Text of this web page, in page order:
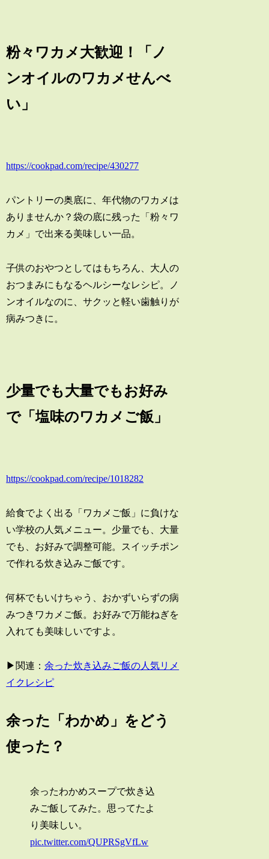
粉々ワカメ大歓迎！「ノ
ンオイルのワカメせんべ
い」
https://cookpad.com/recipe/430277
パントリーの奥底に、年代物のワカメは
ありませんか？袋の底に残った「粉々ワ
カメ」で出来る美味しい一品。
子供のおやつとしてはもちろん、大人の
おつまみにもなるヘルシーなレシピ。ノ
ンオイルなのに、サクッと軽い歯触りが
病みつきに。
少量でも大量でもお好み
で「塩味のワカメご飯」
https://cookpad.com/recipe/1018282
給食でよく出る「ワカメご飯」に負けな
い学校の人気メニュー。少量でも、大量
でも、お好みで調整可能。スイッチポン
で作れる炊き込みご飯です。
何杯でもいけちゃう、おかずいらずの病
みつきワカメご飯。お好みで万能ねぎを
入れても美味しいですよ。
▶関連：余った炊き込みご飯の人気リメ
イクレシピ
余った「わかめ」をどう
使った？
余ったわかめスープで炊き込
みご飯してみた。思ってたよ
り美味しい。
pic.twitter.com/QUPRSgVfLw